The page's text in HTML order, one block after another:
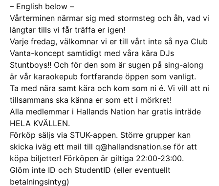
– English below –
Vårterminen närmar sig med stormsteg och åh, vad vi
längtar tills vi får träffa er igen!
Varje fredag, välkomnar vi er till vårt inte så nya Club
Vanta-koncept samtidigt med våra kära DJs
Stuntboys!! Och för den som är sugen på sing-along
är vår karaokepub fortfarande öppen som vanligt.
Ta med nära samt kära och kom som ni é. Vi vill att ni
tillsammans ska känna er som ett i mörkret!
Alla medlemmar i Hallands Nation har gratis inträde
HELA KVÄLLEN.
Förköp säljs via STUK-appen. Större grupper kan
skicka iväg ett mail till q@hallandsnation.se för att
köpa biljetter! Förköpen är giltiga 22:00-23:00.
Glöm inte ID och StudentID (eller eventuellt
betalningsintyg)